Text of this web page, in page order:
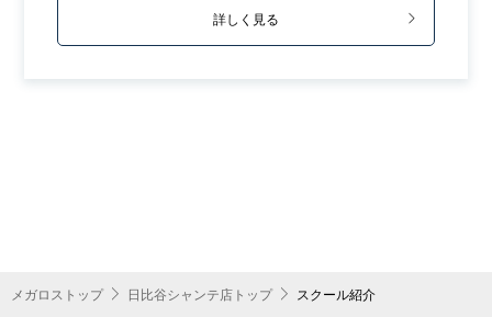
詳しく見る
メガロストップ 日比谷シャンテ店トップ スクール紹介